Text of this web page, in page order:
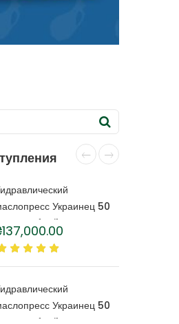
Украинец 50
CraftOil с
бочкой 6
137,000.00
Украинец 50